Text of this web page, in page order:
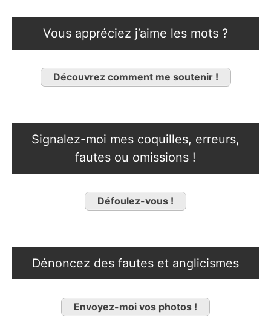
Vous appréciez j’aime les mots ?
Découvrez comment me soutenir !
Signalez-moi mes coquilles, erreurs,
fautes ou omissions !
Défoulez-vous !
Dénoncez des fautes et anglicismes
Envoyez-moi vos photos !